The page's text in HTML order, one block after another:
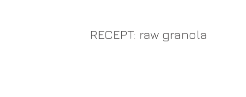
RECEPT: raw granola